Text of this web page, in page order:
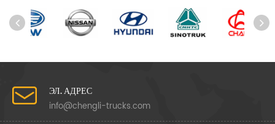
ЭЛ. АДРЕС
info@chengli-trucks.com